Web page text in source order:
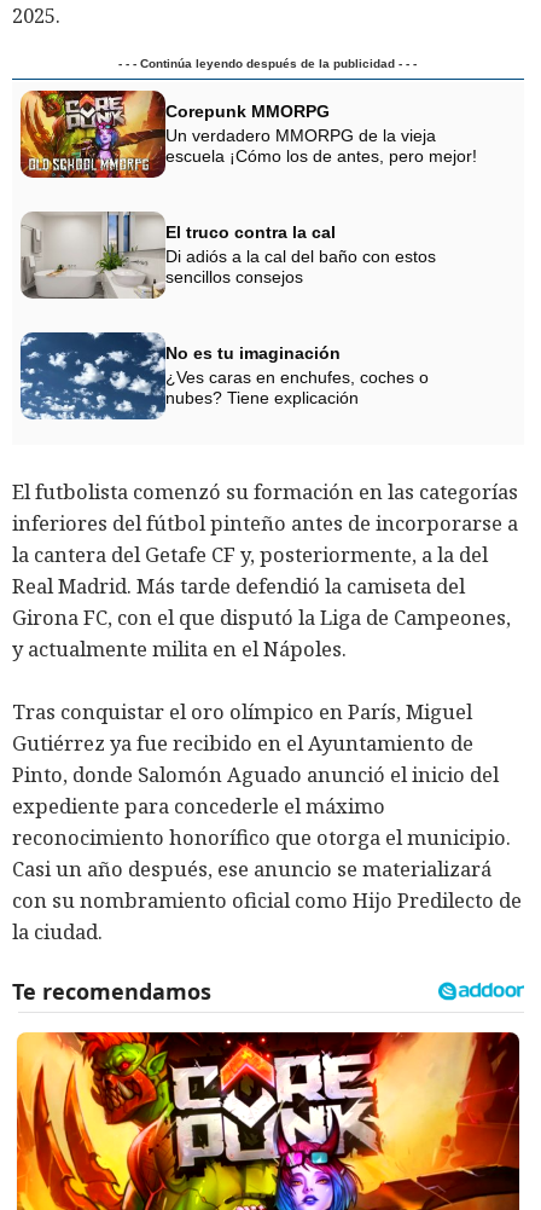
2025.
- - - Continúa leyendo después de la publicidad - - -
Corepunk MMORPG
Un verdadero MMORPG de la vieja
escuela ¡Cómo los de antes, pero mejor!
El truco contra la cal
Di adiós a la cal del baño con estos
sencillos consejos
No es tu imaginación
¿Ves caras en enchufes, coches o
nubes? Tiene explicación
El futbolista comenzó su formación en las categorías
inferiores del fútbol pinteño antes de incorporarse a
la cantera del Getafe CF y, posteriormente, a la del
Real Madrid. Más tarde defendió la camiseta del
Girona FC, con el que disputó la Liga de Campeones,
y actualmente milita en el Nápoles.
Tras conquistar el oro olímpico en París, Miguel
Gutiérrez ya fue recibido en el Ayuntamiento de
Pinto, donde Salomón Aguado anunció el inicio del
expediente para concederle el máximo
reconocimiento honorífico que otorga el municipio.
Casi un año después, ese anuncio se materializará
con su nombramiento oficial como Hijo Predilecto de
la ciudad.